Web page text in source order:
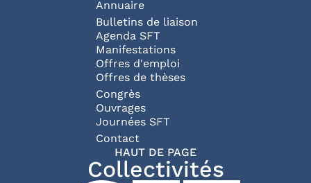
Annuaire
Bulletins de liaison
Agenda SFT
Manifestations
Offres d'emploi
Offres de thèses
Congrès
Ouvrages
Journées SFT
Pied de page
Contact
HAUT DE PAGE
Collectivités